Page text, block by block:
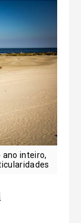
ano inteiro,